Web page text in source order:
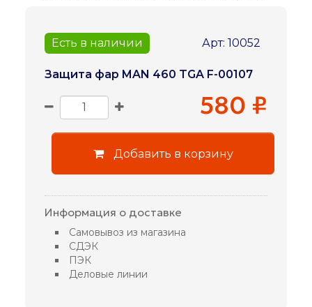
Арт: 10052
Есть в наличии
Защита фар MAN 460 TGA F-00107
580 ₽
Добавить в корзину
Информация о доставке
Самовывоз из магазина
СДЭК
ПЭК
Деловые линии